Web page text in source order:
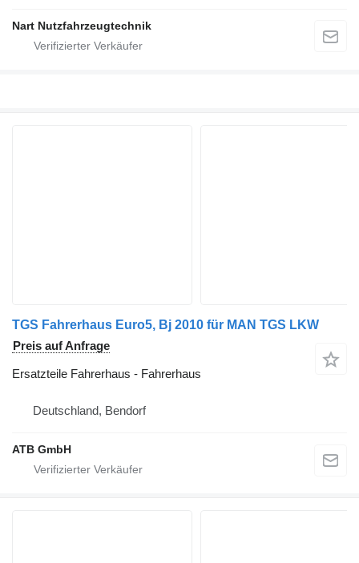
Nart Nutzfahrzeugtechnik
TGS Fahrerhaus Euro5, Bj 2010 für MAN TGS LKW
Preis auf Anfrage
Ersatzteile Fahrerhaus - Fahrerhaus
Deutschland, Bendorf
ATB GmbH